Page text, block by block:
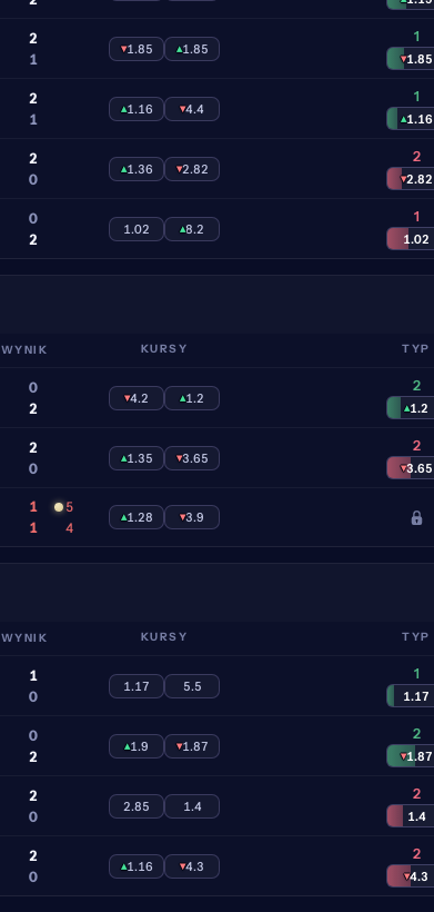
2
1
▾1.85 ▴1.85
1
▾1.85
2
1
▴1.16 ▾4.4
1
▴1.16
2
0
▴1.36 ▾2.82
2
▾2.82
0
2
1.02 ▴8.2
1
1.02
WYNIK KURSY TYP
0
2
▾4.2 ▴1.2
2
▴1.2
2
0
▴1.35 ▾3.65
2
▾3.65
1 5
1 4
▴1.28 ▾3.9
WYNIK KURSY TYP
1
0
1.17 5.5
1
1.17
0
2
▴1.9 ▾1.87
2
▾1.87
2
0
2.85 1.4
2
1.4
2
0
▴1.16 ▾4.3
2
▾4.3